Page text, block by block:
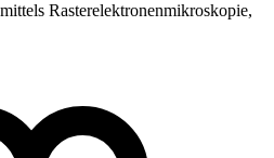
Rasterelektronenmikroskopie,